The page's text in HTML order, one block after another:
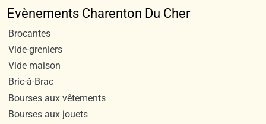
Evènements Charenton Du Cher
Brocantes
Vide-greniers
Vide maison
Bric-à-Brac
Bourses aux vêtements
Bourses aux jouets